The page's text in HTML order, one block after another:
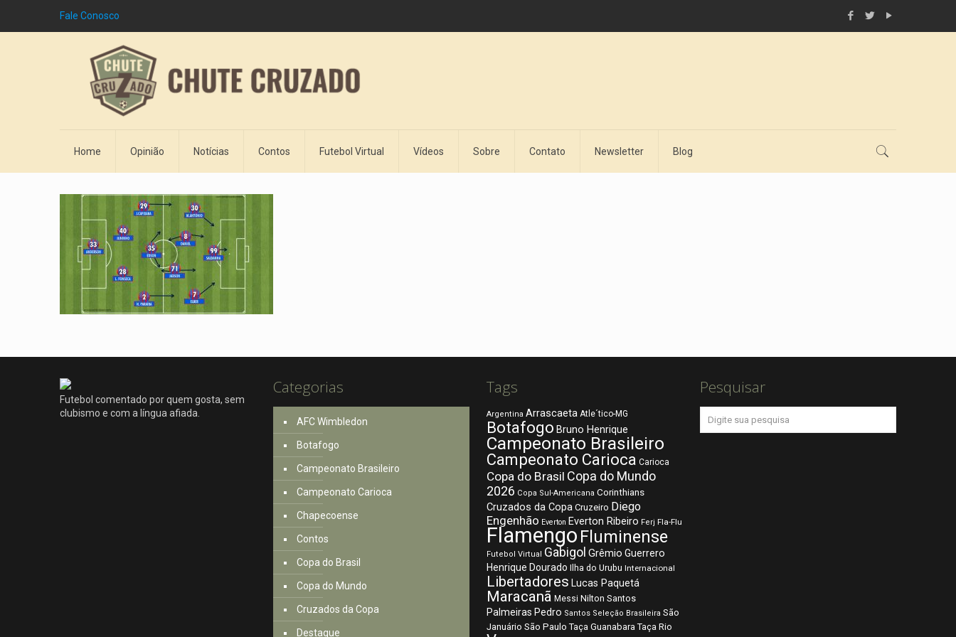
Fale Conosco
Home Opinião Notícias Contos Futebol Virtual Vídeos Sobre Contato Newsletter Blog
Futebol comentado por quem gosta, sem
clubismo e com a língua afiada.
Categorias
AFC Wimbledon
Botafogo
Campeonato Brasileiro
Campeonato Carioca
Chapecoense
Contos
Copa do Brasil
Copa do Mundo
Cruzados da Copa
Destaque
Tags
Argentina Arrascaeta Atle´tico-MG
Botafogo Bruno Henrique
Campeonato Brasileiro
Campeonato Carioca Carioca
Copa do Brasil Copa do Mundo
2026 Copa Sul-Americana Corinthians
Cruzados da Copa Cruzeiro Diego
Engenhão Everton Everton Ribeiro Ferj Fla-Flu
Flamengo Fluminense
Futebol Virtual Gabigol Grêmio Guerrero
Henrique Dourado Ilha do Urubu Internacional
Libertadores Lucas Paquetá
Maracanã Messi Nilton Santos
Palmeiras Pedro Santos Seleção Brasileira São
Januário São Paulo Taça Guanabara Taça Rio
Pesquisar